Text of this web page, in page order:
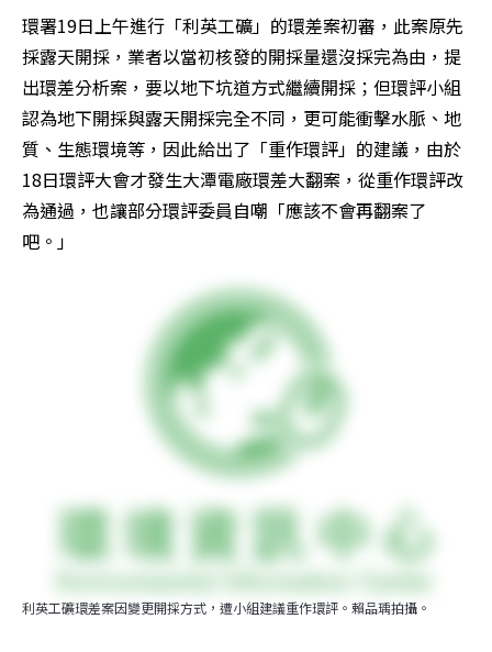
環署19日上午進行「利英工礦」的環差案初審，此案原先
採露天開採，業者以當初核發的開採量還沒採完為由，提
出環差分析案，要以地下坑道方式繼續開採；但環評小組
認為地下開採與露天開採完全不同，更可能衝擊水脈、地
質、生態環境等，因此給出了「重作環評」的建議，由於
18日環評大會才發生大潭電廠環差大翻案，從重作環評改
為通過，也讓部分環評委員自嘲「應該不會再翻案了
吧。」
利英工礦環差案因變更開採方式，遭小組建議重作環評。賴品瑀拍攝。